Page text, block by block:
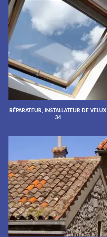
RÉPARATEUR, INSTALLATEUR DE VELUX
34